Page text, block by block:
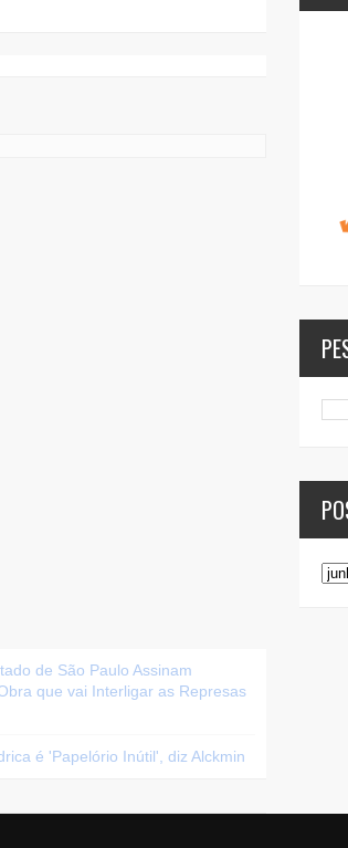
de São Paulo Assinam
que vai Interligar as Represas
é 'Papelório Inútil', diz Alckmin